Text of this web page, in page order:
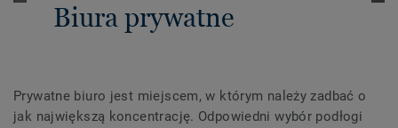
Biura prywatne
Prywatne biuro jest miejscem, w którym należy zadbać o
jak największą koncentrację. Odpowiedni wybór podłogi